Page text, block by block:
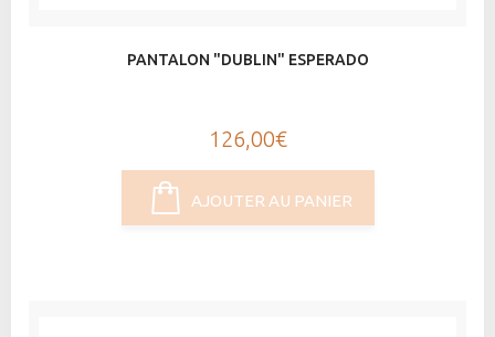
PANTALON "DUBLIN" ESPERADO
126,00€
AJOUTER AU PANIER